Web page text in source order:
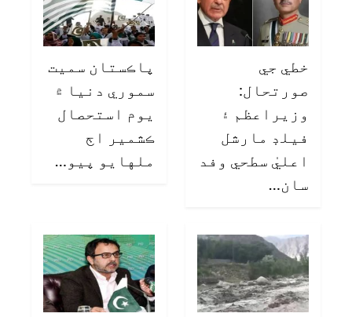
خطي جي
صورتحال:
وزيراعظم ۽
فيلڊ مارشل
اعليٰ سطحي وفد
سان…
پاڪستان سميت
سموري دنيا ۾
يوم استحصال
ڪشمير اڄ
ملهايو پيو…